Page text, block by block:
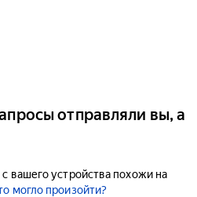
отправляли вы, а
вашего устройства похожи на
могло произойти?